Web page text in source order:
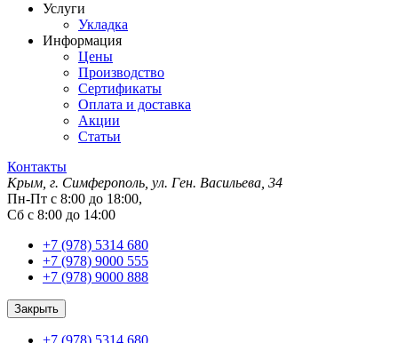
Услуги
Укладка
Информация
Цены
Производство
Сертификаты
Оплата и доставка
Акции
Статьи
Контакты
Крым, г. Симферополь, ул. Ген. Васильева, 34
Пн-Пт с 8:00 до 18:00,
Сб с 8:00 до 14:00
+7 (978) 5314 680
+7 (978) 9000 555
+7 (978) 9000 888
Закрыть
+7 (978) 5314 680